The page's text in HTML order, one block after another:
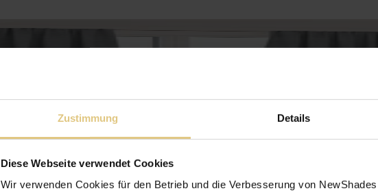
Zustimmung Details
Diese Webseite verwendet Cookies
Wir verwenden Cookies für den Betrieb und die Verbesserung von